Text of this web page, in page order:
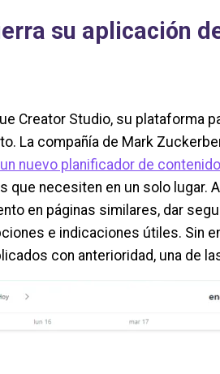
su aplicación
Creator Studio, su plataforma
La compañía de Mark
nuevo planificador de
que necesiten en un solo
en páginas similares, dar
e indicaciones útiles. Sin
con anterioridad, una de